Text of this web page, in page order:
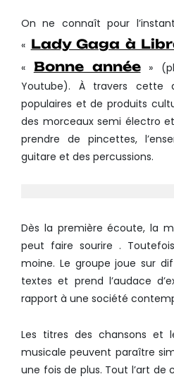
On ne connaît pour
« Lady Gaga à
« Bonne année»
Youtube). À travers cette
populaires et de produits
des morceaux semi électro
prendre de pincettes,
guitare et des percussions.
Dès la première écoute, la
peut faire sourire .
moine. Le groupe joue sur
textes et prend l’audace
rapport à une société
Les titres des chansons et
musicale peuvent paraître
une fois de plus. Tout l’art de